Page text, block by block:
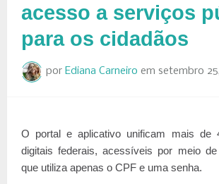
acesso a serviços
para os cidadãos
por Ediana Carneiro em setembro
O portal e aplicativo unificam mais de
digitais federais, acessíveis por meio
que utiliza apenas o CPF e uma senha.